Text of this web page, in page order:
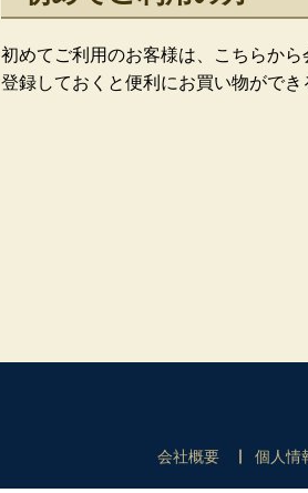
初めてご利用のお客様は、こちらから
登録しておくと便利にお買い物ができ
会社概要 個人情